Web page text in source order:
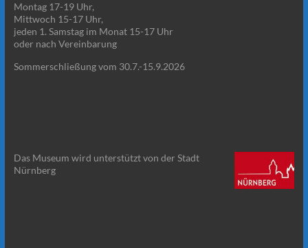
Montag 17-19 Uhr,
Mittwoch 15-17 Uhr,
jeden 1. Samstag im Monat 15-17 Uhr
oder nach Vereinbarung
Sommerschließung vom 30.7.-15.9.2026
Das Museum wird unterstützt von der Stadt
Nürnberg